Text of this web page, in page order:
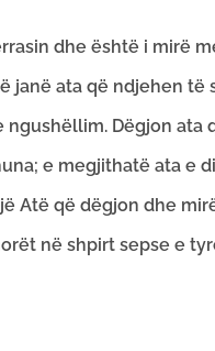
dhe është i mirë
ata që ndjehen
Dëgjon
e megjithatë ata e
Atë që dëgjon dhe
në shpirt sepse e